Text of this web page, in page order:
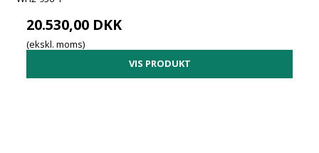
20.530,00 DKK
(ekskl. moms)
VIS PRODUKT